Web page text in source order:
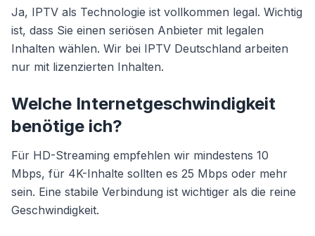
Ja, IPTV als Technologie ist vollkommen legal. Wichtig
ist, dass Sie einen seriösen Anbieter mit legalen
Inhalten wählen. Wir bei IPTV Deutschland arbeiten
nur mit lizenzierten Inhalten.
Welche Internetgeschwindigkeit
benötige ich?
Für HD-Streaming empfehlen wir mindestens 10
Mbps, für 4K-Inhalte sollten es 25 Mbps oder mehr
sein. Eine stabile Verbindung ist wichtiger als die reine
Geschwindigkeit.